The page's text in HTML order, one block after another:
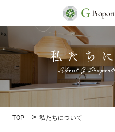
TOP 私たちについて